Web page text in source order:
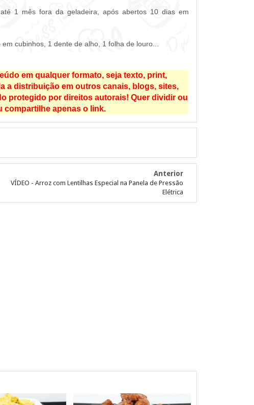
1 mês fora da geladeira, após abertos 10 dias em
cubinhos, 1 dente de alho, 1 folha de louro...
em qualquer formato, seja texto, print,
a distribuição em outros canais, blogs, sites,
protegido por direitos autorais! Quer dividir ou
compartilhe apenas o link.
Anterior
VÍDEO - Arroz com Lentilhas Especial na Panela de Pressão
Elétrica